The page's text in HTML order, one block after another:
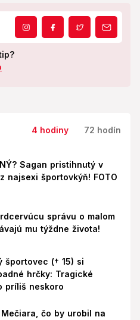
4 hodiny 72 hodín
Sagan pristihnutý v
najsexi športovkýň! FOTO
správu o malom
mu týždne života!
športovec († 15) si
hrčky: Tragické
príliš neskoro
čo by urobil na